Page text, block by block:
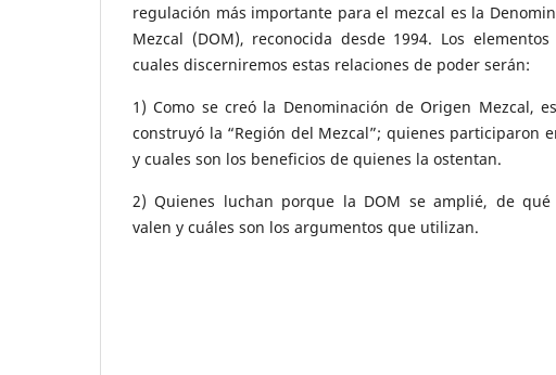
regulación más importante para el mezcal es la
Mezcal (DOM), reconocida desde 1994. Los
cuales discerniremos estas relaciones de poder serán:
1) Como se creó la Denominación de Origen Mezcal,
construyó la “Región del Mezcal”; quienes participaron
y cuales son los beneficios de quienes la ostentan.
2) Quienes luchan porque la DOM se amplié, de qué
valen y cuáles son los argumentos que utilizan.